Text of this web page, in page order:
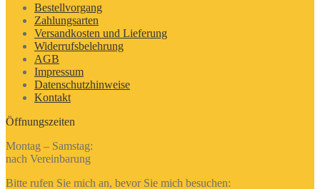
Bestellvorgang
Zahlungsarten
Versandkosten und Lieferung
Widerrufsbelehrung
AGB
Impressum
Datenschutzhinweise
Kontakt
Öffnungszeiten
Montag – Samstag:
nach Vereinbarung
Bitte rufen Sie mich an, bevor Sie mich besuchen: